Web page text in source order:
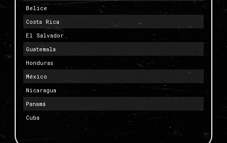
Belice
Costa Rica
El Salvador
Guatemala
Honduras
México
Nicaragua
Panamá
Cuba